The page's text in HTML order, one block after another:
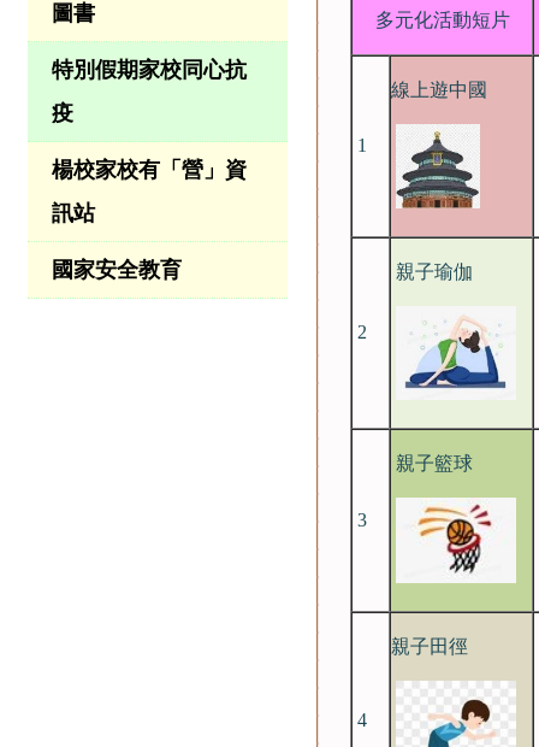
圖書
特別假期家校同心抗
疫
楊校家校有「營」資
訊站
國家安全教育
多元化活動短片
1
線上遊中國
2
親子瑜伽
3
親子籃球
4
親子田徑